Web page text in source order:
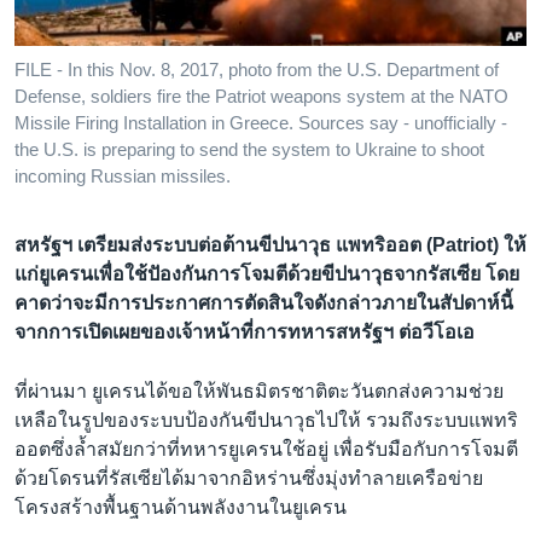
ติดตามเรา
เลือกภาษา
FILE - In this Nov. 8, 2017, photo from the U.S. Department of
Defense, soldiers fire the Patriot weapons system at the NATO
Missile Firing Installation in Greece. Sources say - unofficially -
the U.S. is preparing to send the system to Ukraine to shoot
incoming Russian missiles.
สหรัฐฯ เตรียมส่งระบบต่อต้านขีปนาวุธ แพทริออต (Patriot) ให้
แก่ยูเครนเพื่อใช้ปัองกันการโจมตีด้วยขีปนาวุธจากรัสเซีย โดย
คาดว่าจะมีการประกาศการตัดสินใจดังกล่าวภายในสัปดาห์นี้
จากการเปิดเผยของเจ้าหน้าที่การทหารสหรัฐฯ ต่อวีโอเอ
ที่ผ่านมา ยูเครนได้ขอให้พันธมิตรชาติตะวันตกส่งความช่วย
เหลือในรูปของระบบป้องกันขีปนาวุธไปให้ รวมถึงระบบแพทริ
ออตซึ่งล้ำสมัยกว่าที่ทหารยูเครนใช้อยู่ เพื่อรับมือกับการโจมตี
ด้วยโดรนที่รัสเซียได้มาจากอิหร่านซึ่งมุ่งทำลายเครือข่าย
โครงสร้างพื้นฐานด้านพลังงานในยูเครน